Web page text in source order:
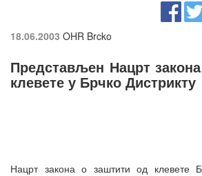
18.06.2003 OHR Brcko
Представљен Нацрт
клевете у Брчко Дистрикту
Нацрт закона о заштити од клевете